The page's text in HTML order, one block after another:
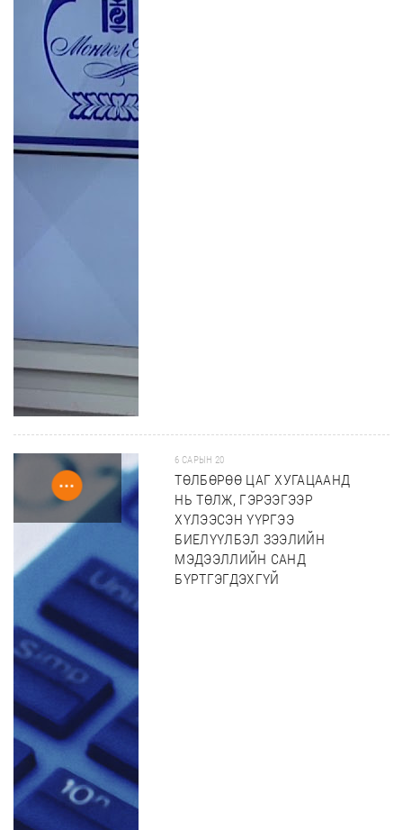
6 САРЫН 20
ТӨЛБӨРӨӨ ЦАГ ХУГАЦААНД
НЬ ТӨЛЖ, ГЭРЭЭГЭЭР
ХҮЛЭЭСЭН ҮҮРГЭЭ
БИЕЛҮҮЛБЭЛ ЗЭЭЛИЙН
МЭДЭЭЛЛИЙН САНД
БҮРТГЭГДЭХГҮЙ